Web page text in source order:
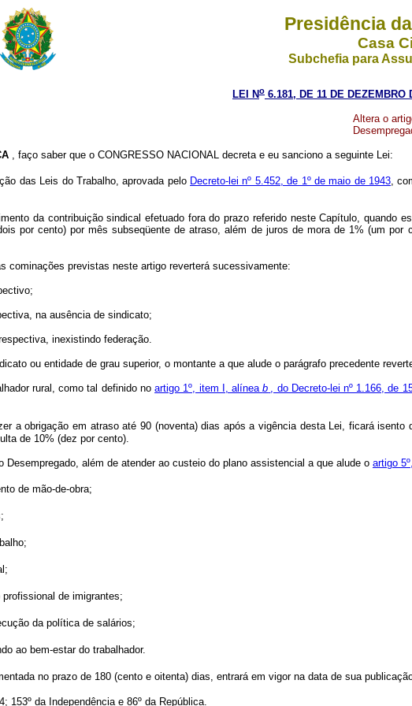
Presidência
Casa
Subchefia para
LEI No 6.181, DE 11 DE DEZEMBRO
Altera o
, faço saber que o CONGRESSO NACIONAL decreta e eu sanciono a seguinte Lei:
das Leis do Trabalho, aprovada pelo Decreto-lei nº 5.452, de 1º de maio de 1943,
da contribuição sindical efetuado fora do prazo referido neste Capítulo, quando
por cento) por mês subseqüente de atraso, além de juros de mora de 1% (um
cominações previstas neste artigo reverterá sucessivamente:
na ausência de sindicato;
inexistindo federação.
ou entidade de grau superior, o montante a que alude o parágrafo precedente
rural, como tal definido noartigo 1º, item I, alíneab , do Decreto-lei nº 1.166, de
a obrigação em atraso até 90 (noventa) dias após a vigência desta Lei, ficará
de 10% (dez por cento).
Desempregado, além de atender ao custeio do plano assistencial a que alude o artigo
de mão-de-obra;
de imigrantes;
da política de salários;
ao bem-estar do trabalhador.
no prazo de 180 (cento e oitenta) dias, entrará em vigor na data de sua
da Independência e 86º da República.